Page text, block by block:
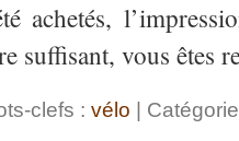
achetés,
suffisant, vous êtes
clefs : vélo |